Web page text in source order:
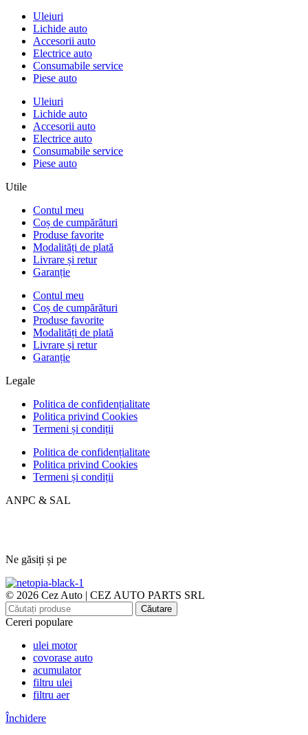
Uleiuri
Lichide auto
Accesorii auto
Electrice auto
Consumabile service
Piese auto
Uleiuri
Lichide auto
Accesorii auto
Electrice auto
Consumabile service
Piese auto
Utile
Contul meu
Coș de cumpărături
Produse favorite
Modalități de plată
Livrare și retur
Garanție
Contul meu
Coș de cumpărături
Produse favorite
Modalități de plată
Livrare și retur
Garanție
Legale
Politica de confidențialitate
Politica privind Cookies
Termeni și condiții
Politica de confidențialitate
Politica privind Cookies
Termeni și condiții
ANPC & SAL
Ne găsiți și pe
© 2026 Cez Auto | CEZ AUTO PARTS SRL
Căutare
Cereri populare
ulei motor
covorase auto
acumulator
filtru ulei
filtru aer
Închidere